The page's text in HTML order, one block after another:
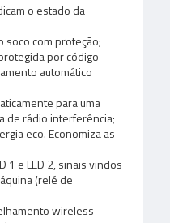
o estado da
soco com proteção;
por código
automático
para uma
de rádio interferência;
eco. Economiza as
1 e LED 2, sinais vindos
(relé de
wireless